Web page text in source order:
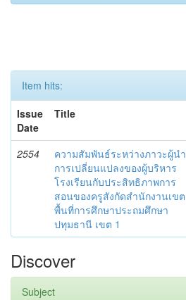
Item hits:
Issue
Date
Title
2554
ความสัมพันธ์ระหว่างภาวะผู้นำ
การเปลี่ยนแปลงของผู้บริหาร
โรงเรียนกับประสิทธิภาพการ
สอนของครูสังกัดสำนักงานเขต
พื้นที่การศึกษาประถมศึกษา
ปทุมธานี เขต 1
Discover
Subject